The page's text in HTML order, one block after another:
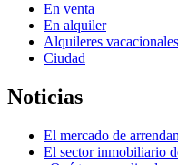
En venta
En alquiler
Alquileres vacacionales
Ciudad
Noticias
El mercado de
El sector inmobiliario